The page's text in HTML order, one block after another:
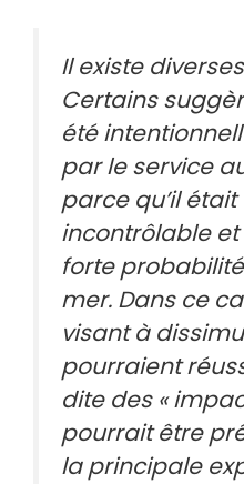
Il existe
Certains
été
par le service
parce qu’il
incontrôlable et
forte probabilité
mer. Dans ce
visant à
pourraient
dite des «
pourrait être
la principale